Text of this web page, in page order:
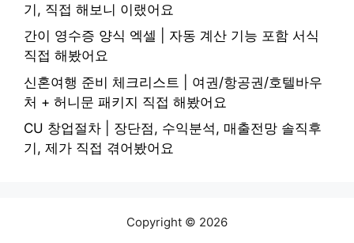
기, 직접 해보니 이랬어요
간이 영수증 양식 엑셀 | 자동 계산 기능 포함 서식
직접 해봤어요
신혼여행 준비 체크리스트 | 여권/항공권/호텔바우
처 + 허니문 패키지 직접 해봤어요
CU 창업절차 | 장단점, 수익분석, 매출전망 솔직후
기, 제가 직접 겪어봤어요
Copyright © 2026